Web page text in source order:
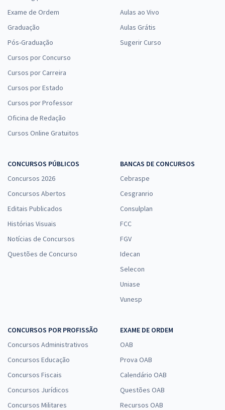
Exame de Ordem
Graduação
Pós-Graduação
Cursos por Concurso
Cursos por Carreira
Cursos por Estado
Cursos por Professor
Oficina de Redação
Cursos Online Gratuitos
Aulas ao Vivo
Aulas Grátis
Sugerir Curso
CONCURSOS PÚBLICOS
Concursos 2026
Concursos Abertos
Editais Publicados
Histórias Visuais
Notícias de Concursos
Questões de Concurso
BANCAS DE CONCURSOS
Cebraspe
Cesgranrio
Consulplan
FCC
FGV
Idecan
Selecon
Uniase
Vunesp
CONCURSOS POR PROFISSÃO
Concursos Administrativos
Concursos Educação
Concursos Fiscais
Concursos Jurídicos
Concursos Militares
EXAME DE ORDEM
OAB
Prova OAB
Calendário OAB
Questões OAB
Recursos OAB